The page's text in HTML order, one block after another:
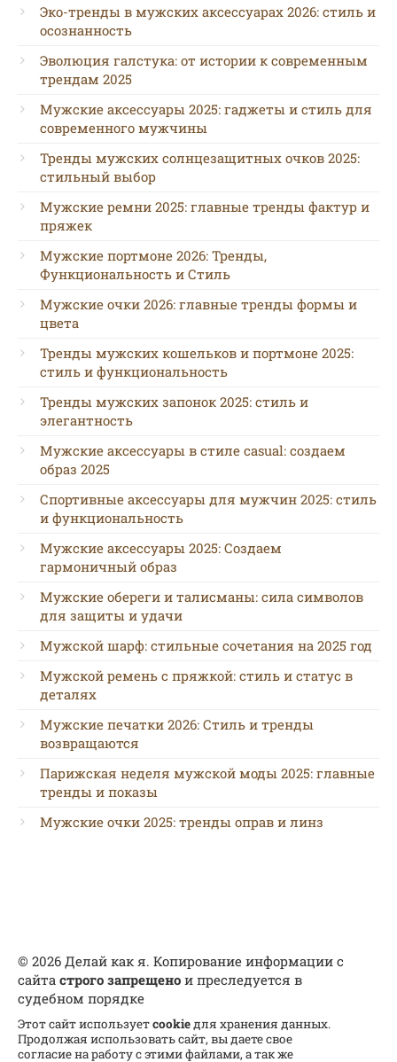
Эко-тренды в мужских аксессуарах 2026: стиль и
осознанность
Эволюция галстука: от истории к современным
трендам 2025
Мужские аксессуары 2025: гаджеты и стиль для
современного мужчины
Тренды мужских солнцезащитных очков 2025:
стильный выбор
Мужские ремни 2025: главные тренды фактур и
пряжек
Мужские портмоне 2026: Тренды,
Функциональность и Стиль
Мужские очки 2026: главные тренды формы и
цвета
Тренды мужских кошельков и портмоне 2025:
стиль и функциональность
Тренды мужских запонок 2025: стиль и
элегантность
Мужские аксессуары в стиле casual: создаем
образ 2025
Спортивные аксессуары для мужчин 2025: стиль
и функциональность
Мужские аксессуары 2025: Создаем
гармоничный образ
Мужские обереги и талисманы: сила символов
для защиты и удачи
Мужской шарф: стильные сочетания на 2025 год
Мужской ремень с пряжкой: стиль и статус в
деталях
Мужские печатки 2026: Стиль и тренды
возвращаются
Парижская неделя мужской моды 2025: главные
тренды и показы
Мужские очки 2025: тренды оправ и линз
© 2026 Делай как я. Копирование информации с
сайта строго запрещено и преследуется в
судебном порядке
Этот сайт используетcookieдля хранения данных.
Продолжая использовать сайт, вы даете свое
согласие на работу с этими файлами, а так же